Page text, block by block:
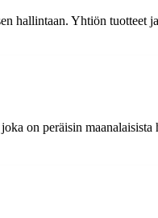
hallintaan. Yhtiön
on peräisin